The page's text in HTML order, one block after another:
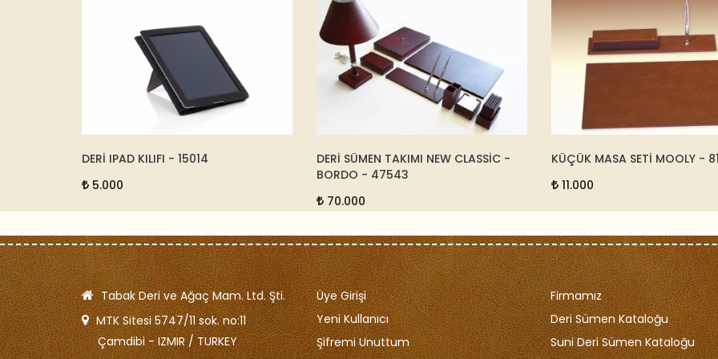
DERİ SÜMEN TAKIMI NEW CLASSİC -
KÜÇÜK MASA SETİ MOOLY - 8104
A4 DERİ EL PORTFÖYÜ -
Tabak Deri ve Ağaç Mam. Ltd. Şti.
MTK Sitesi 5747/11 sok. no:11
Çamdibi - IZMIR / TURKEY
Üye Girişi
Yeni Kullanıcı
Şifremi Unuttum
Firmamız
Deri Sümen Kataloğu
Suni Deri Sümen Kataloğu